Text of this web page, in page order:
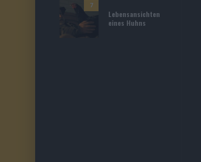
7
Lebensansichten
eines Huhns